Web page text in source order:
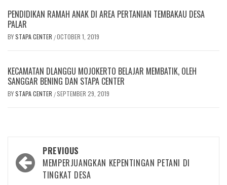
PENDIDIKAN RAMAH ANAK DI AREA PERTANIAN TEMBAKAU DESA
PALAR
BYSTAPA CENTER /OCTOBER 1, 2019
KECAMATAN DLANGGU MOJOKERTO BELAJAR MEMBATIK, OLEH
SANGGAR BENING DAN STAPA CENTER
BYSTAPA CENTER /SEPTEMBER 29, 2019
Post
navigation
PREVIOUS
MEMPERJUANGKAN KEPENTINGAN PETANI DI
TINGKAT DESA